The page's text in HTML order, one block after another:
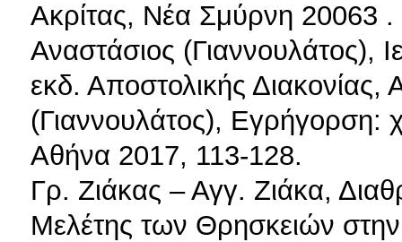
Ακρίτας, Νέα Σμύρνη 20063 .
Αναστάσιος (Γιαννουλάτος),
εκδ. Αποστολικής
(Γιαννουλάτος),
Αθήνα 2017, 113-128.
Γρ. Ζιάκας – Αγγ. Ζιάκα,
Μελέτης των Θρησκειών